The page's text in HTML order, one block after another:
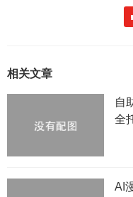
相关文章
自
全
AI